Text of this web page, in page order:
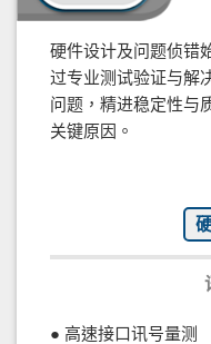
硬件设计及问题侦错
过专业测试验证与解
问题，精进稳定性与
关键原因。
● 高速接口讯号量测